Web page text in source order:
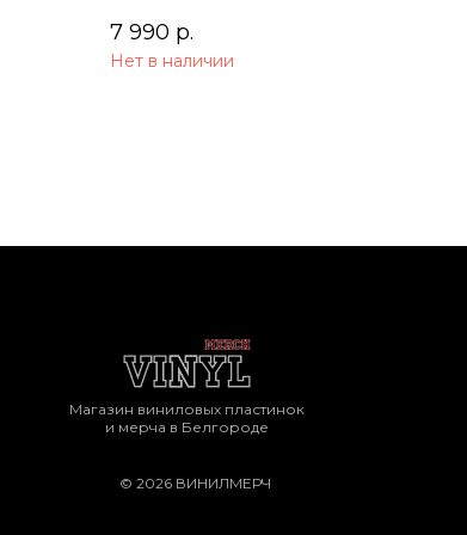
7 990 р.
Нет в наличии
Магазин виниловых пластинок
и мерча в Белгороде
© 2026 ВИНИЛМЕРЧ